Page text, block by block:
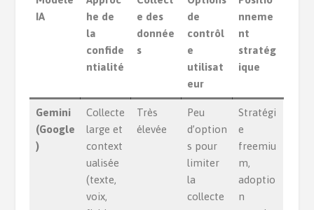
IA
he de
la
confide
ntialité
e des
donnée
s
de
contrôl
e
utilisat
eur
nneme
nt
stratég
ique
Gemini
(Google
)
Collecte
large et
context
ualisée
(texte,
voix,
Très
élevée
Peu
d’option
s pour
limiter
la
collecte
Stratégi
e
freemiu
m,
adoptio
n